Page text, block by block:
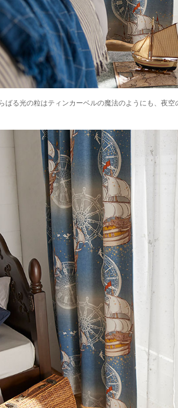
ばる光の粒はティンカーベルの魔法のようにも、夜